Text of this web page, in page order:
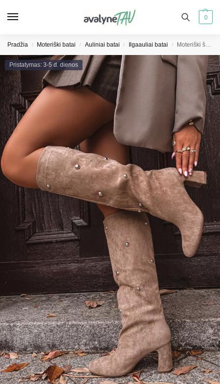
0
Pradžia / Moteriški batai / Auliniai batai / Ilgaauliai batai / Moteriški šilti batai ant kulno su dekoratyvinėmis detalėmis Boto smėlio spalvos
Pristatymas: 3-5 d. dienos